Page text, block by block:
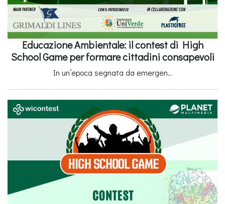
Educazione Ambientale: il contest di High
School Game per formare cittadini consapevoli
In un’epoca segnata da emergen..